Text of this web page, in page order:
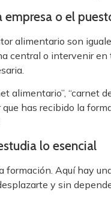
empresa o el
alimentario son
central o intervenir
alimentario”, “carnet
has recibido la
lo esencial
formación. Aquí hay
y sin